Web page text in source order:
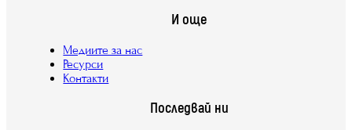
И още
Медиите за нас
Ресурси
Контакти
Последвай ни